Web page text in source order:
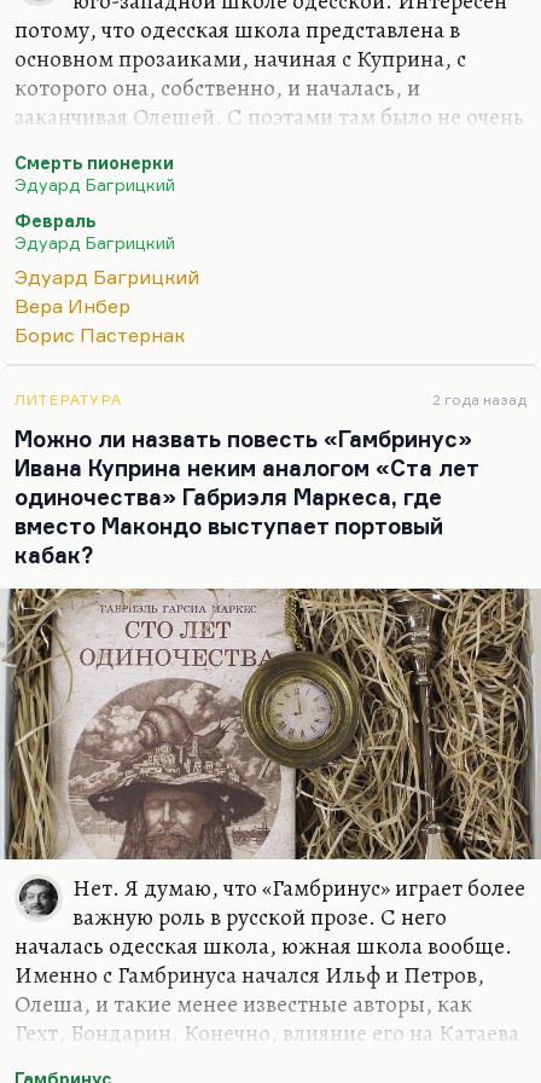
потому, что одесская школа представлена в
основном прозаиками, начиная с Куприна, с
которого она, собственно, и началась, и
заканчивая Олешей. С поэтами там было не очень
ум не приходит. Они все баловались стихами.
Гениально писал Кесельман, но очень мало.
Замечательным поэтом в молодости был Катаев,
но он потом оставил это дело, за исключением
каких-то разовых возвращений к поэзии, иногда
совершенно гениальных. Но в принципе,
Багрицкий — единственный поэт, который
такой гумилевец безусловный, такой одесский
акмеист,…
Смерть пионерки
Эдуард Багрицкий
Февраль
Эдуард Багрицкий
Эдуард Багрицкий
Вера Инбер
Борис Пастернак
ЛИТЕРАТУРА 2 года назад
Можно ли назвать повесть «Гамбринус»
Ивана Куприна неким аналогом «Ста лет
одиночества» Габриэля Маркеса, где
вместо Макондо выступает портовый
кабак?
Нет. Я думаю, что «Гамбринус» играет более
важную роль в русской прозе. С него
началась одесская школа, южная школа вообще.
Именно с Гамбринуса начался Ильф и Петров,
Олеша, и такие менее известные авторы, как
Гехт, Бондарин. Конечно, влияние его на Катаева
Гамбринус